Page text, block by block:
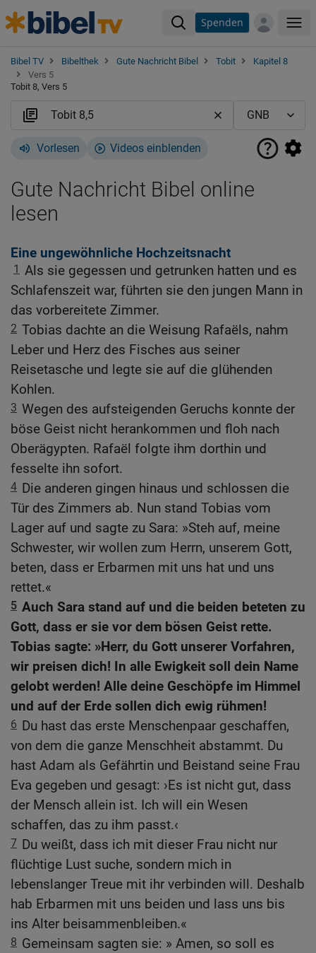
Spenden
Bibel TV Bibelthek Gute Nachricht Bibel Tobit
Kapitel 8
Vers 5
Tobit 8, Vers 5
Vorlesen Videos einblenden
Gute Nachricht Bibel online
lesen
Eine ungewöhnliche Hochzeitsnacht
1 Als sie gegessen und getrunken hatten und es
Schlafenszeit war, führten sie den jungen Mann in
das vorbereitete Zimmer.
2 Tobias dachte an die Weisung Rafaëls, nahm
Leber und Herz des Fisches aus seiner
Reisetasche und legte sie auf die glühenden
Kohlen.
3 Wegen des aufsteigenden Geruchs konnte der
böse Geist nicht herankommen und floh nach
Oberägypten. Rafaël folgte ihm dorthin und
fesselte ihn sofort.
4 Die anderen gingen hinaus und schlossen die
Tür des Zimmers ab. Nun stand Tobias vom
Lager auf und sagte zu Sara: »Steh auf, meine
Schwester, wir wollen zum Herrn, unserem Gott,
beten, dass er Erbarmen mit uns hat und uns
rettet.«
5 Auch Sara stand auf und die beiden beteten zu
Gott, dass er sie vor dem bösen Geist rette.
Tobias sagte: »Herr, du Gott unserer Vorfahren,
wir preisen dich! In alle Ewigkeit soll dein Name
gelobt werden! Alle deine Geschöpfe im Himmel
und auf der Erde sollen dich ewig rühmen!
6 Du hast das erste Menschenpaar geschaffen,
von dem die ganze Menschheit abstammt. Du
hast Adam als Gefährtin und Beistand seine Frau
Eva gegeben und gesagt: ›Es ist nicht gut, dass
der Mensch allein ist. Ich will ein Wesen
schaffen, das zu ihm passt.‹
7 Du weißt, dass ich mit dieser Frau nicht nur
flüchtige Lust suche, sondern mich in
lebenslanger Treue mit ihr verbinden will. Deshalb
hab Erbarmen mit uns beiden und lass uns bis
ins Alter beisammenbleiben.«
8 Gemeinsam sagten sie: » Amen, so soll es